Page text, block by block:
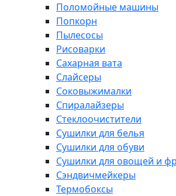
Поломойные машины
Попкорн
Пылесосы
Рисоварки
Сахарная вата
Слайсеры
Соковыжималки
Спиралайзеры
Стеклоочистители
Сушилки для белья
Сушилки для обуви
Сушилки для овощей и
Сэндвичмейкеры
Термобоксы